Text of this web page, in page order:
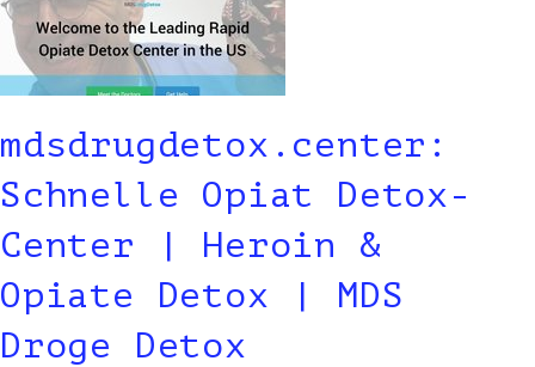
mdsdrugdetox.center:
Schnelle Opiat Detox-
Center | Heroin &
Opiate Detox | MDS
Droge Detox